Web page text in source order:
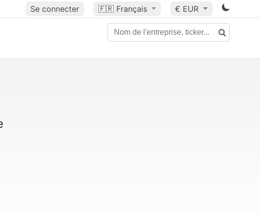
Se connecter 🇫🇷 Français € EUR